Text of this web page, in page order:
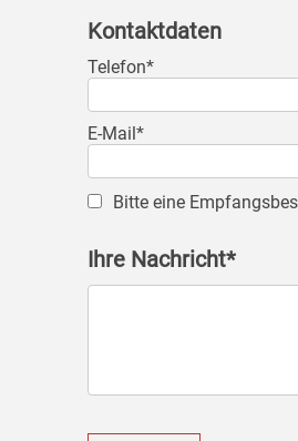
Kontaktdaten
Telefon*
E-Mail*
Bitte eine
Ihre Nachricht*